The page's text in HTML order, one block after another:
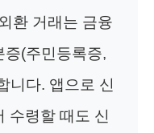
환 거래는 금융
증(주민등록증,
니다. 앱으로 신
수령할 때도 신